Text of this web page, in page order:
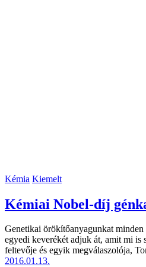
Kémia Kiemelt
Kémiai Nobel-díj
Genetikai örökítőanyagunkat
egyedi keverékét adjuk át, amit mi is
feltevője és egyik megválaszolója,
2016.01.13.